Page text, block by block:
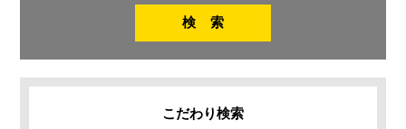
こだわり検索